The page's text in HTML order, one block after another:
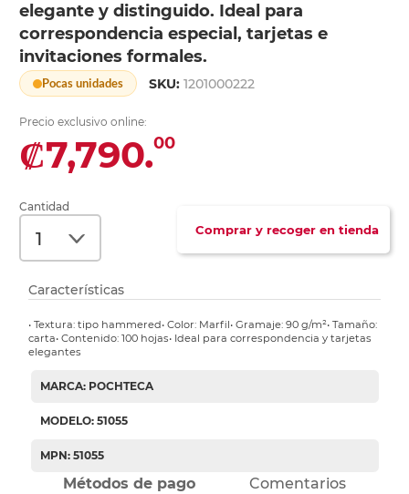
elegante y distinguido. Ideal para
correspondencia especial, tarjetas e
invitaciones formales.
Pocas unidades SKU:1201000222
Precio exclusivo online:
₡7,790.00
Cantidad
Comprar y recoger en tienda
Características
• Textura: tipo hammered• Color: Marfil• Gramaje: 90 g/m²• Tamaño:
carta• Contenido: 100 hojas• Ideal para correspondencia y tarjetas
elegantes
MARCA: POCHTECA
MODELO: 51055
MPN: 51055
Métodos de pago Comentarios